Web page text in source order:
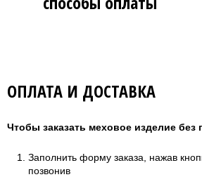
ОПЛАТА И ДОСТАВКА
Чтобы заказать меховое изделие
Заполнить форму заказа, нажав
позвонив